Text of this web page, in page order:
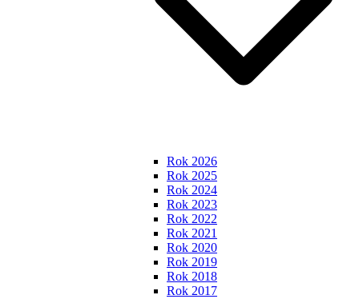
Rok 2026
Rok 2025
Rok 2024
Rok 2023
Rok 2022
Rok 2021
Rok 2020
Rok 2019
Rok 2018
Rok 2017